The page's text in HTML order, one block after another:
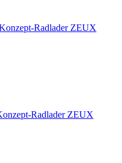
Radlader ZEUX
Radlader ZEUX